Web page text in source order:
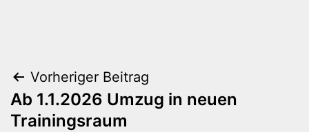
Beitragsnavigation
Vorheriger Beitrag
Ab 1.1.2026 Umzug in neuen
Trainingsraum